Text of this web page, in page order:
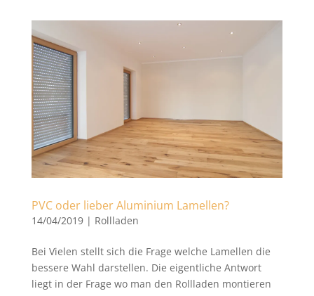
PVC oder lieber Aluminium Lamellen?
14/04/2019| Rollladen
Bei Vielen stellt sich die Frage welche Lamellen die
bessere Wahl darstellen. Die eigentliche Antwort
liegt in der Frage wo man den Rollladen montieren